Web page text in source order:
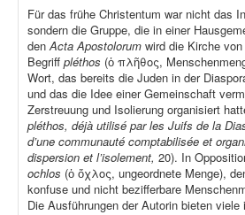
Für das frühe Christentum war nicht das
sondern die Gruppe, die in einer
denActa Apostolorum wird die Kirche
Begriff pléthos (ὁ πλῆθος,
Wort, das bereits die Juden in der
und das die Idee einer Gemeinschaft
Zerstreuung und Isolierung organisiert
pléthos, déjà utilisé par les Juifs de la
d’une communauté comptabilisée et
dispersion et l’isolement, 20). In
ochlos (ὁ ὄχλος, ungeordnete Menge),
konfuse und nicht bezifferbare
Die Ausführungen der Autorin bieten